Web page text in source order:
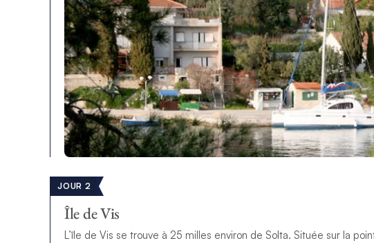
JOUR 2
Île de Vis
L’île de Vis se trouve à 25 milles environ de Solta. Située sur la